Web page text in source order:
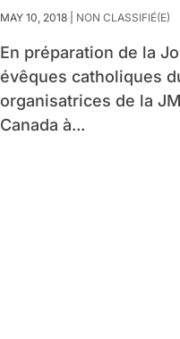
MAY 10, 2018 NON CLASSIFIÉ(E)
En préparation de la
évêques catholiques
organisatrices de la
Canada à...